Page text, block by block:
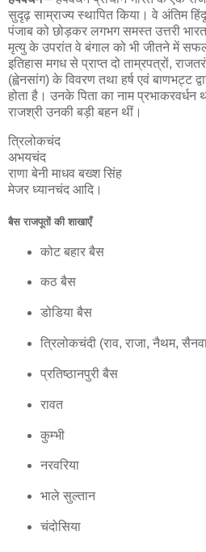
सुदृढ़ साम्राज्य स्थापित किया। वे अंतिम
पंजाब को छोड़कर लगभग समस्त उत्तरी
मृत्यु के उपरांत वे बंगाल को भी जीतने में
इतिहास मगध से प्राप्त दो ताम्रपत्रों,
(ह्वेनसांग) के विवरण तथा हर्ष एवं बाणभट्ट
होता है। उनके पिता का नाम
राजश्री उनकी बड़ी बहन थीं।
त्रिलोकचंद
अभयचंद
राणा बेनी माधव बख्श सिंह
मेजर ध्यानचंद आदि।
बैस राजपूतों की शाखाएँ
कोट बहार बैस
कठ बैस
डोडिया बैस
त्रिलोकचंदी (राव, राजा, नैथम,
प्रतिष्ठानपुरी बैस
रावत
कुम्भी
नरवरिया
भाले सुल्तान
चंदोसिया